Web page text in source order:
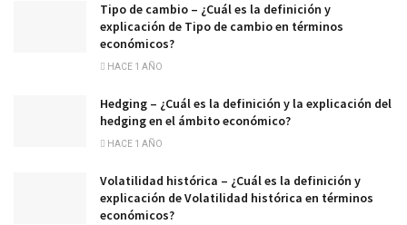
Tipo de cambio – ¿Cuál es la definición y
explicación de Tipo de cambio en términos
económicos?
HACE 1 AÑO
Hedging – ¿Cuál es la definición y la explicación del
hedging en el ámbito económico?
HACE 1 AÑO
Volatilidad histórica – ¿Cuál es la definición y
explicación de Volatilidad histórica en términos
económicos?